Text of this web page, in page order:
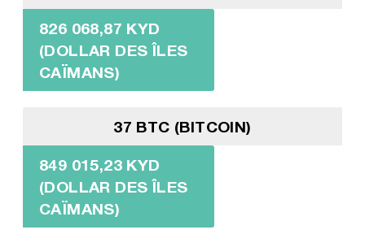
826 068,87 KYD
(DOLLAR DES ÎLES
CAÏMANS)
37 BTC (BITCOIN)
849 015,23 KYD
(DOLLAR DES ÎLES
CAÏMANS)